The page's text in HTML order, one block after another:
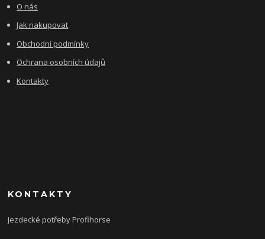
O nás
Jak nakupovat
Obchodní podmínky
Ochrana osobních údajů
Kontakty
KONTAKTY
Jezdecké potřeby Profihorse